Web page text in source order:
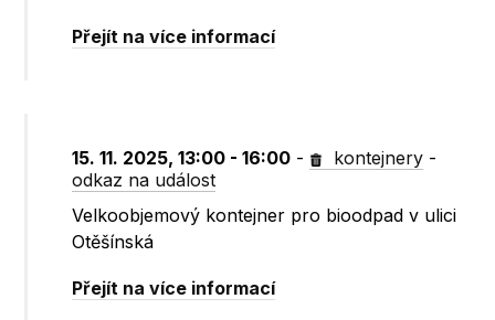
Přejít na více informací
15. 11. 2025, 13:00 - 16:00 - kontejnery -
odkaz na událost
Velkoobjemový kontejner pro bioodpad v ulici
Otěšínská
Přejít na více informací